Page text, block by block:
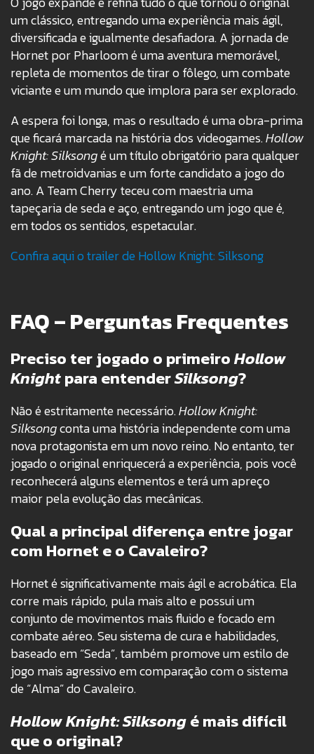
um clássico, entregando uma experiência mais ágil,
diversificada e igualmente desafiadora. A jornada de
Hornet por Pharloom é uma aventura memorável,
repleta de momentos de tirar o fôlego, um combate
viciante e um mundo que implora para ser explorado.
A espera foi longa, mas o resultado é uma obra-prima
que ficará marcada na história dos videogames.Hollow
Knight: Silksongé um título obrigatório para qualquer
fã de metroidvanias e um forte candidato a jogo do
ano. A Team Cherry teceu com maestria uma
tapeçaria de seda e aço, entregando um jogo que é,
em todos os sentidos, espetacular.
Confira aqui o trailer de Hollow Knight: Silksong
FAQ – Perguntas Frequentes
Preciso ter jogado o primeiroHollow
Knightpara entenderSilksong?
Não é estritamente necessário.Hollow Knight:
Silksongconta uma história independente com uma
nova protagonista em um novo reino. No entanto, ter
jogado o original enriquecerá a experiência, pois você
reconhecerá alguns elementos e terá um apreço
maior pela evolução das mecânicas.
Qual a principal diferença entre jogar
com Hornet e o Cavaleiro?
Hornet é significativamente mais ágil e acrobática. Ela
corre mais rápido, pula mais alto e possui um
conjunto de movimentos mais fluido e focado em
combate aéreo. Seu sistema de cura e habilidades,
baseado em “Seda”, também promove um estilo de
jogo mais agressivo em comparação com o sistema
de “Alma” do Cavaleiro.
Hollow Knight: Silksongé mais difícil
que o original?